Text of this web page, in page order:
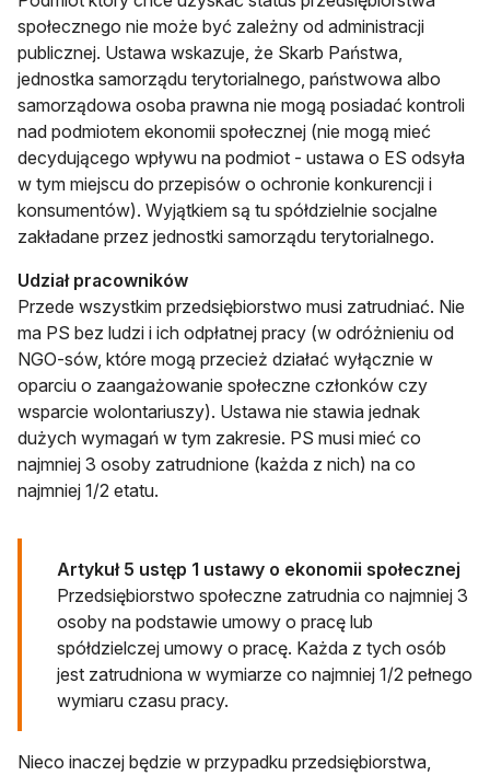
społecznego nie może być zależny od administracji
publicznej. Ustawa wskazuje, że Skarb Państwa,
jednostka samorządu terytorialnego, państwowa albo
samorządowa osoba prawna nie mogą posiadać kontroli
nad podmiotem ekonomii społecznej (nie mogą mieć
decydującego wpływu na podmiot - ustawa o ES odsyła
w tym miejscu do przepisów o ochronie konkurencji i
konsumentów). Wyjątkiem są tu spółdzielnie socjalne
zakładane przez jednostki samorządu terytorialnego.
Udział pracowników
Przede wszystkim przedsiębiorstwo musi zatrudniać. Nie
ma PS bez ludzi i ich odpłatnej pracy (w odróżnieniu od
NGO-sów, które mogą przecież działać wyłącznie w
oparciu o zaangażowanie społeczne członków czy
wsparcie wolontariuszy). Ustawa nie stawia jednak
dużych wymagań w tym zakresie. PS musi mieć co
najmniej 3 osoby zatrudnione (każda z nich) na co
najmniej 1/2 etatu.
Artykuł 5 ustęp 1 ustawy o ekonomii społecznej
Przedsiębiorstwo społeczne zatrudnia co najmniej 3
osoby na podstawie umowy o pracę lub
spółdzielczej umowy o pracę. Każda z tych osób
jest zatrudniona w wymiarze co najmniej 1/2 pełnego
wymiaru czasu pracy.
Nieco inaczej będzie w przypadku przedsiębiorstwa,